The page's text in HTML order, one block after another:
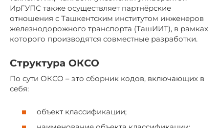
ИрГУПС также осуществляет партнёрские
отношения с Ташкентским институтом инженеров
железнодорожного транспорта (ТашИИТ), в рамках
которого производятся совместные разработки.
Структура ОКСО
По сути ОКСО – это сборник кодов, включающих в
себя:
объект классификации;